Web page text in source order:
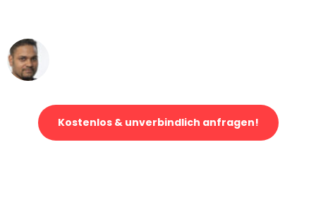
Kostenlos & unverbindlich anfragen!